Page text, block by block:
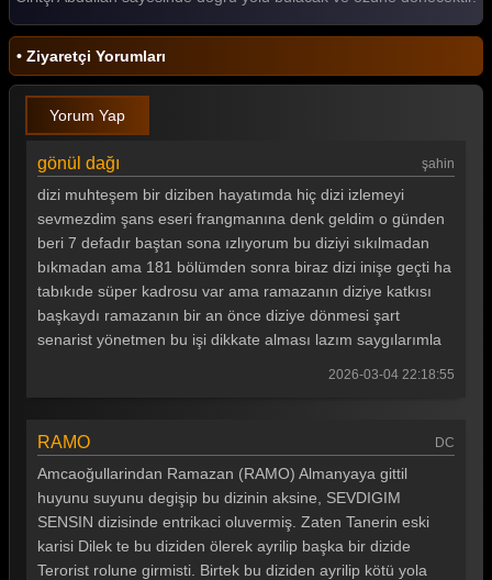
Gönül Dağı 156. Bölüm
Gönül Dağı 155. Bölüm
Gönül Dağı 154. Bölüm
Gönül Dağı 153. Bölüm
Gönül Dağı 152. Bölüm
Gönül Dağı 151. Bölüm
Gönül Dağı 150. Bölüm
Gönül Dağı 149. Bölüm
Gönül Dağı 148. Bölüm
Gönül Dağı 146. Bölüm
Gönül Dağı 145. Bölüm
Gönül Dağı 144. Bölüm
Gönül Dağı 143. Bölüm
• Ziyaretçi Yorumları
Yorum Yap
gönül dağı şahin
dizi muhteşem bir diziben hayatımda hiç dizi izlemeyi
sevmezdim şans eseri frangmanına denk geldim o günden
beri 7 defadır baştan sona ızlıyorum bu diziyi sıkılmadan
bıkmadan ama 181 bölümden sonra biraz dizi inişe geçti ha
tabıkıde süper kadrosu var ama ramazanın diziye katkısı
başkaydı ramazanın bir an önce diziye dönmesi şart
senarist yönetmen bu işi dikkate alması lazım saygılarımla
2026-03-04 22:18:55
RAMO DC
Amcaoğullarindan Ramazan (RAMO) Almanyaya gittil
huyunu suyunu degişip bu dizinin aksine, SEVDIGIM
SENSIN dizisinde entrikaci oluvermiş. Zaten Tanerin eski
karisi Dilek te bu diziden ölerek ayrilip başka bir dizide
Terorist rolune girmisti. Birtek bu diziden ayrilip kötü yola